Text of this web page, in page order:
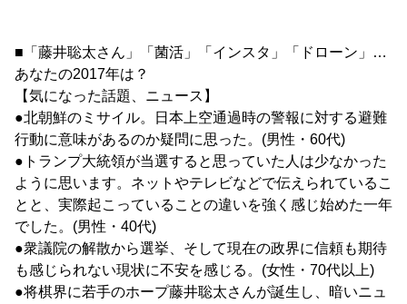
■「藤井聡太さん」「菌活」「インスタ」「ドローン」…
あなたの2017年は？
【気になった話題、ニュース】
●北朝鮮のミサイル。日本上空通過時の警報に対する避難
行動に意味があるのか疑問に思った。(男性・60代)
●トランプ大統領が当選すると思っていた人は少なかった
ように思います。ネットやテレビなどで伝えられているこ
とと、実際起こっていることの違いを強く感じ始めた一年
でした。(男性・40代)
●衆議院の解散から選挙、そして現在の政界に信頼も期待
も感じられない現状に不安を感じる。(女性・70代以上)
●将棋界に若手のホープ藤井聡太さんが誕生し、暗いニュ